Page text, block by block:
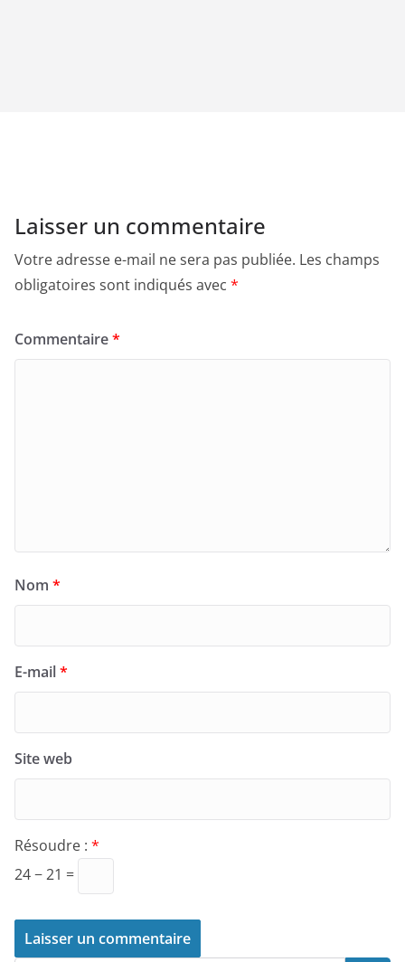
Laisser un commentaire
Votre adresse e-mail ne sera pas publiée. Les champs
obligatoires sont indiqués avec *
Commentaire*
Nom *
E-mail*
Site web
Résoudre : *
24 − 21 =